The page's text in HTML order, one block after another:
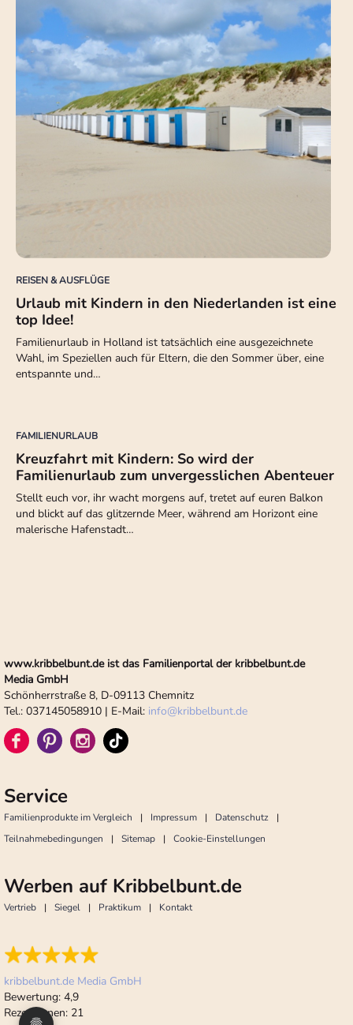
REISEN & AUSFLÜGE
Urlaub mit Kindern in den Niederlanden ist eine
top Idee!
Familienurlaub in Holland ist tatsächlich eine ausgezeichnete
Wahl, im Speziellen auch für Eltern, die den Sommer über, eine
entspannte und…
FAMILIENURLAUB
Kreuzfahrt mit Kindern: So wird der
Familienurlaub zum unvergesslichen Abenteuer
Stellt euch vor, ihr wacht morgens auf, tretet auf euren Balkon
und blickt auf das glitzernde Meer, während am Horizont eine
malerische Hafenstadt…
www.kribbelbunt.de ist das Familienportal der kribbelbunt.de
Media GmbH
Schönherrstraße 8, D-09113 Chemnitz
Tel.: 037145058910 | E-Mail: info@kribbelbunt.de
Service
Familienprodukte im Vergleich Impressum
Datenschutz
Teilnahmebedingungen
Sitemap Cookie-Einstellungen
Werben auf Kribbelbunt.de
Vertrieb Siegel Praktikum Kontakt
kribbelbunt.de Media GmbH
Bewertung: 4,9
Rezensionen: 21